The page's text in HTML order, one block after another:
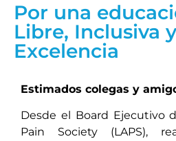
Por una
Libre, Inclusiva
Excelencia
Estimados colegas y
Desde el Board Ejecutivo
Pain Society (LAPS),